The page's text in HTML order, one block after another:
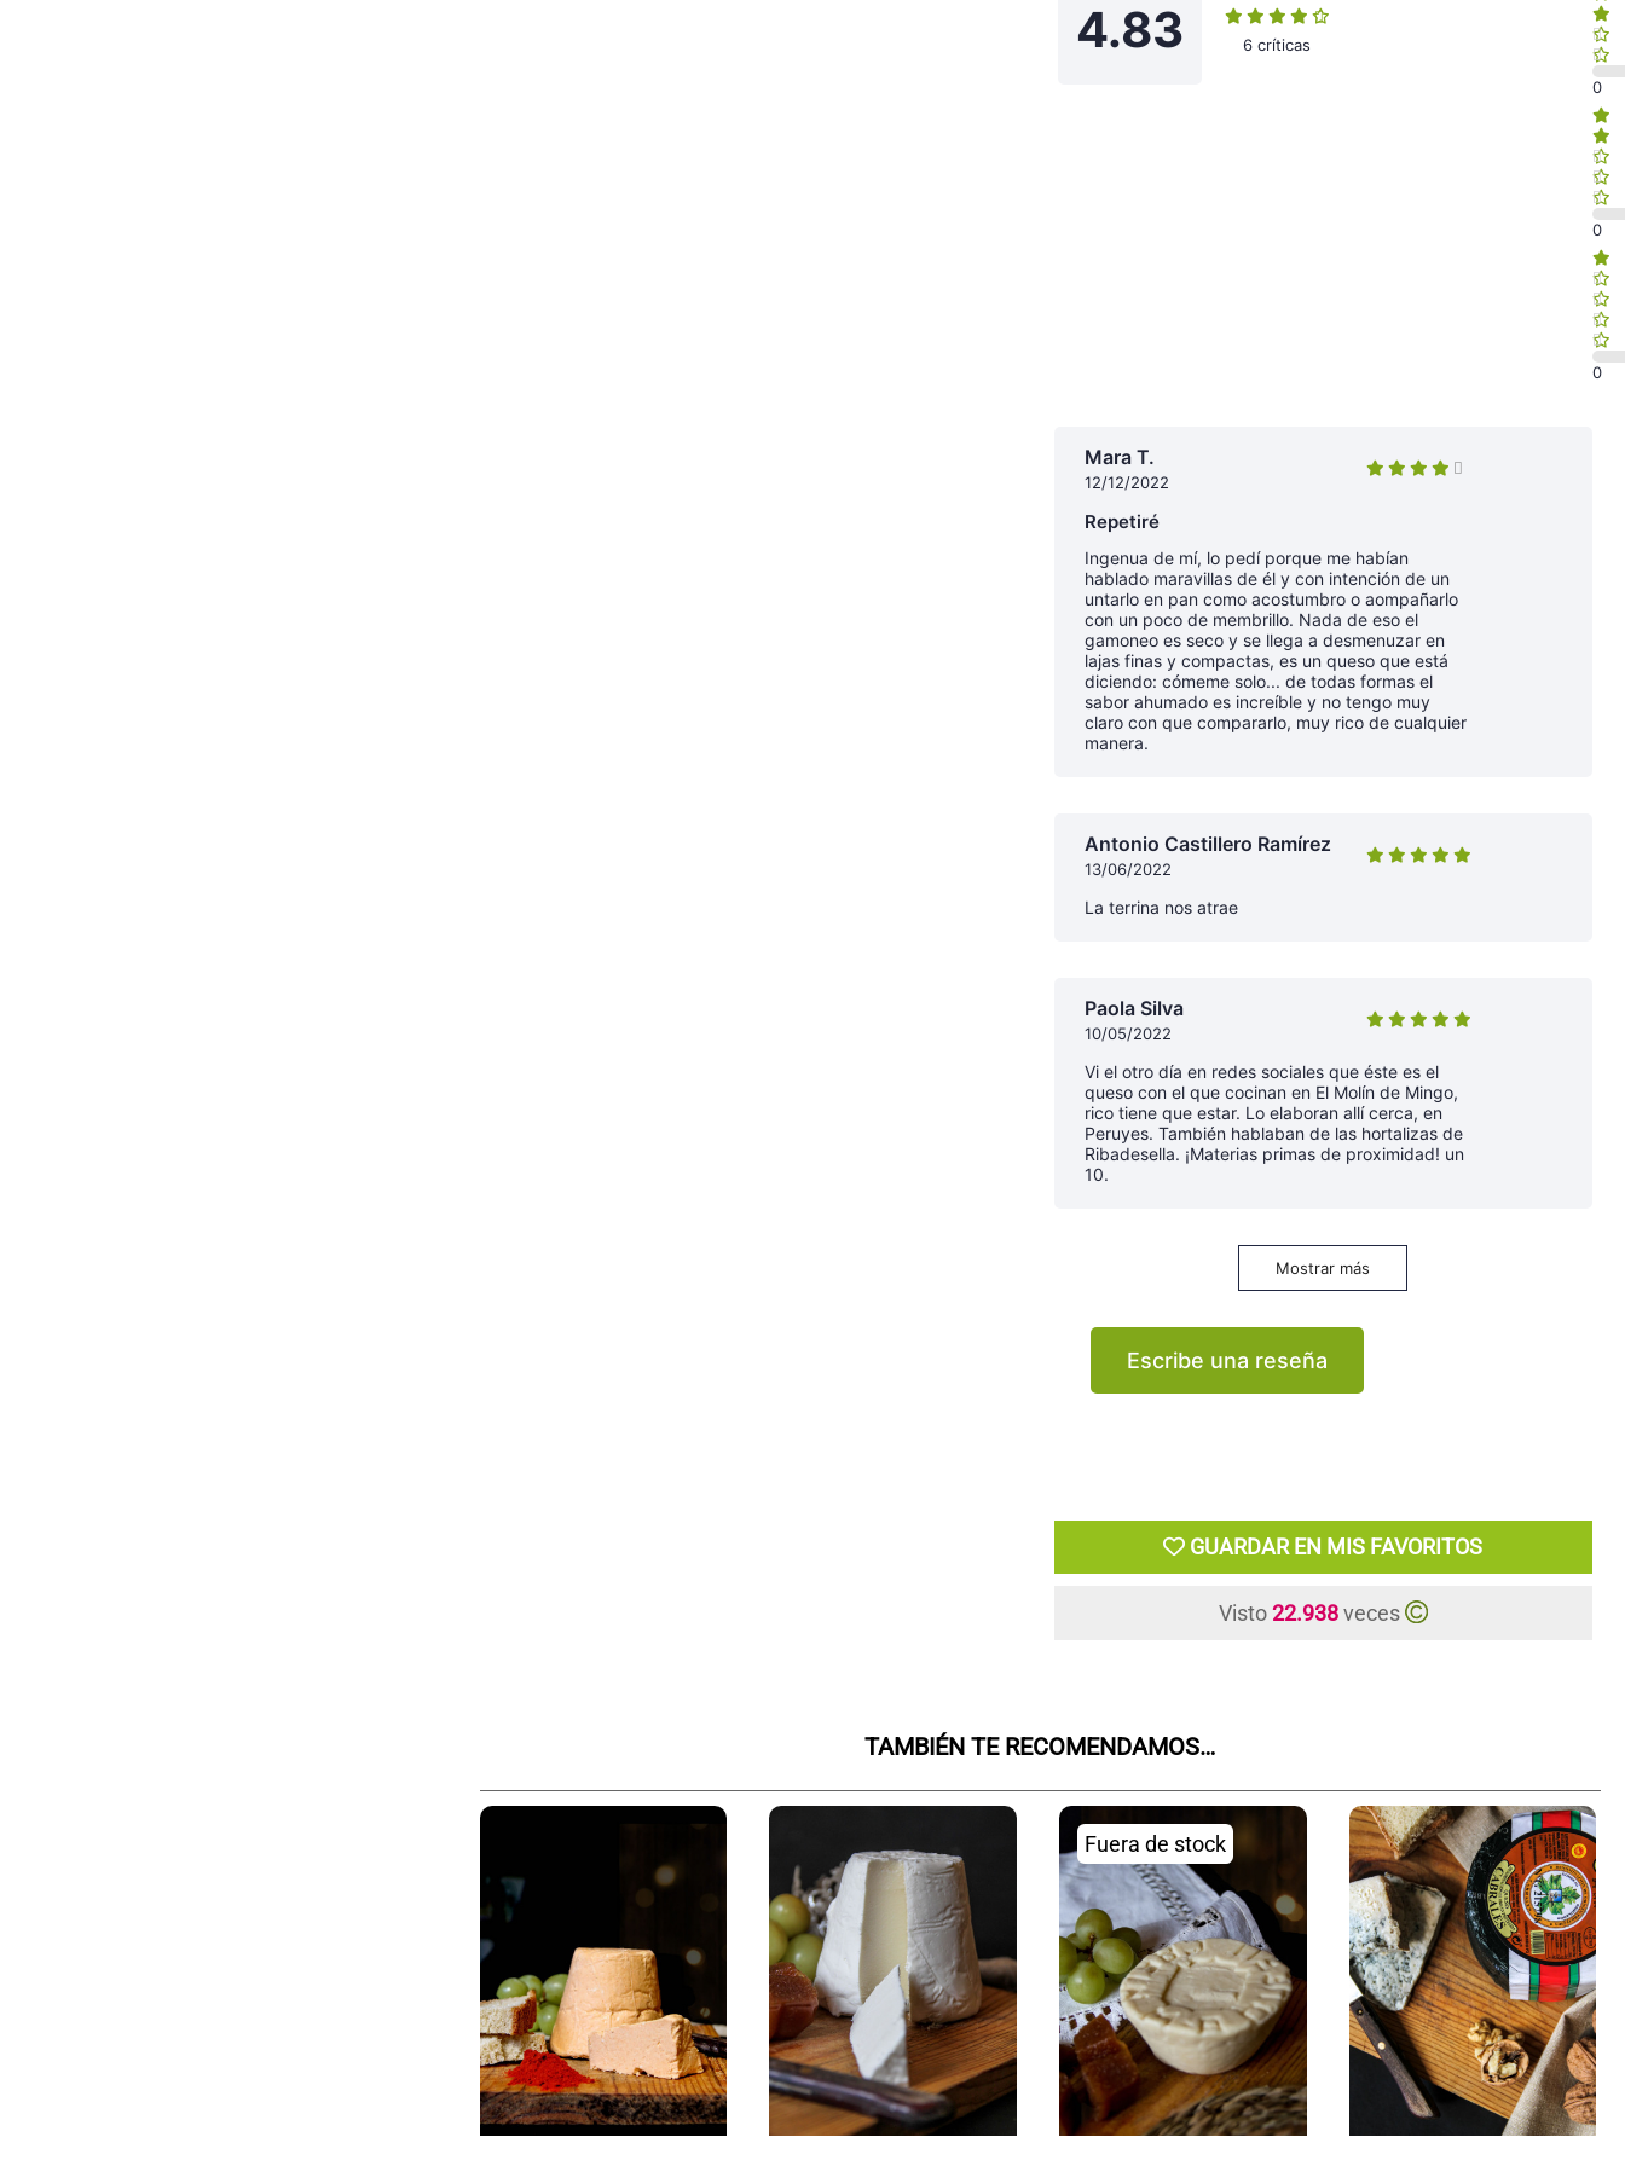
4.83 6 críticas
0
0
0
Mara T.
12/12/2022
Repetiré
Ingenua de mí, lo pedí porque me habían
hablado maravillas de él y con intención de un
untarlo en pan como acostumbro o aompañarlo
con un poco de membrillo. Nada de eso el
gamoneo es seco y se llega a desmenuzar en
lajas finas y compactas, es un queso que está
diciendo: cómeme solo... de todas formas el
sabor ahumado es increíble y no tengo muy
claro con que compararlo, muy rico de cualquier
manera.
Antonio Castillero Ramírez
13/06/2022
La terrina nos atrae
Paola Silva
10/05/2022
Vi el otro día en redes sociales que éste es el
queso con el que cocinan en El Molín de Mingo,
rico tiene que estar. Lo elaboran allí cerca, en
Peruyes. También hablaban de las hortalizas de
Ribadesella. ¡Materias primas de proximidad! un
10.
Mostrar más
Escribe una reseña
GUARDAR EN MIS FAVORITOS
Visto22.938veces
TAMBIÉN TE RECOMENDAMOS…
Fuera de stock